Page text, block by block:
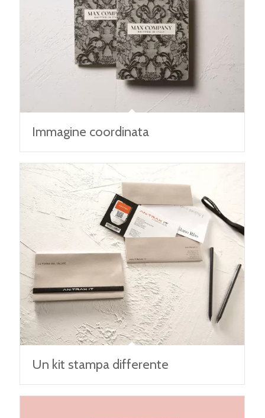
Immagine coordinata
Un kit stampa differente